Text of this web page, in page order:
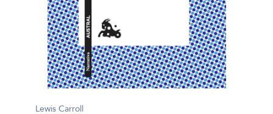
Lewis Carroll